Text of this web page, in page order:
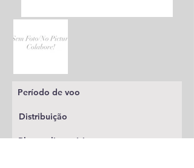
Período de voo
Distribuição
Planta alimentícia